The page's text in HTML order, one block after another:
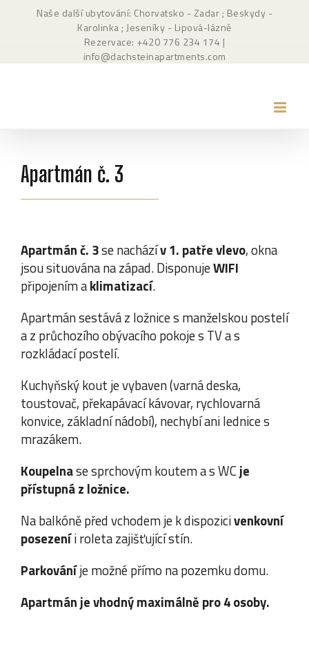
PřeskočitNaše další ubytování: Chorvatsko - Zadar; Beskydy -
Karolinka; Jeseníky - Lipová-lázně
Rezervace: +420 776 234 174 |
info@dachsteinapartments.com
Apartmán č. 3
Apartmán č. 3se nacházív 1. patře vlevo, okna
jsou situována na západ. DisponujeWIFI
připojením aklimatizací.
Apartmán sestává z ložnice s manželskou postelí
a z průchozího obývacího pokoje s TV a s
rozkládací postelí.
Kuchyňský kout je vybaven (varná deska,
toustovač, překapávací kávovar, rychlovarná
konvice, základní nádobí), nechybí ani lednice s
mrazákem.
Koupelnase sprchovým koutem a s WCje
přístupná z ložnice.
Na balkóně před vchodem je k dispozicivenkovní
posezeníi roleta zajišťující stín.
Parkováníje možné přímo na pozemku domu.
Apartmán je vhodný maximálně pro 4 osoby.